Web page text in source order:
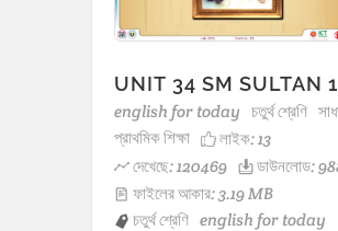
UNIT 34 SM SULTAN
english for today চতুর্থ শ্রেণি
প্রাথমিক শিক্ষা
লাইক:13
দেখেছে: 120469
ডাউনলোড:
ফাইলের আকার: 3.19 MB
চতুর্থ শ্রেণি english for today